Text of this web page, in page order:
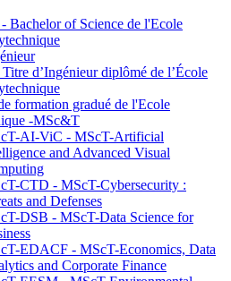
Bachelor of Science de l'Ecole
d’Ingénieur diplômé de l’École
formation gradué de l'Ecole
-MSc&T
AI-ViC - MScT-Artificial
and Advanced Visual
CTD - MScT-Cybersecurity :
and Defenses
DSB - MScT-Data Science for
EDACF - MScT-Economics, Data
and Corporate Finance